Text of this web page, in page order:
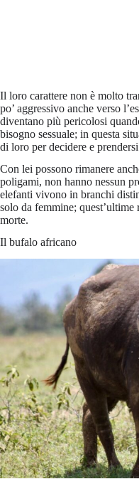
Il loro carattere non è molto
po’ aggressivo anche verso
diventano più pericolosi
bisogno sessuale; in questa
di loro per decidere e
Con lei possono rimanere
poligami, non hanno nessun
elefanti vivono in branchi
solo da femmine;
morte.
Il bufalo africano